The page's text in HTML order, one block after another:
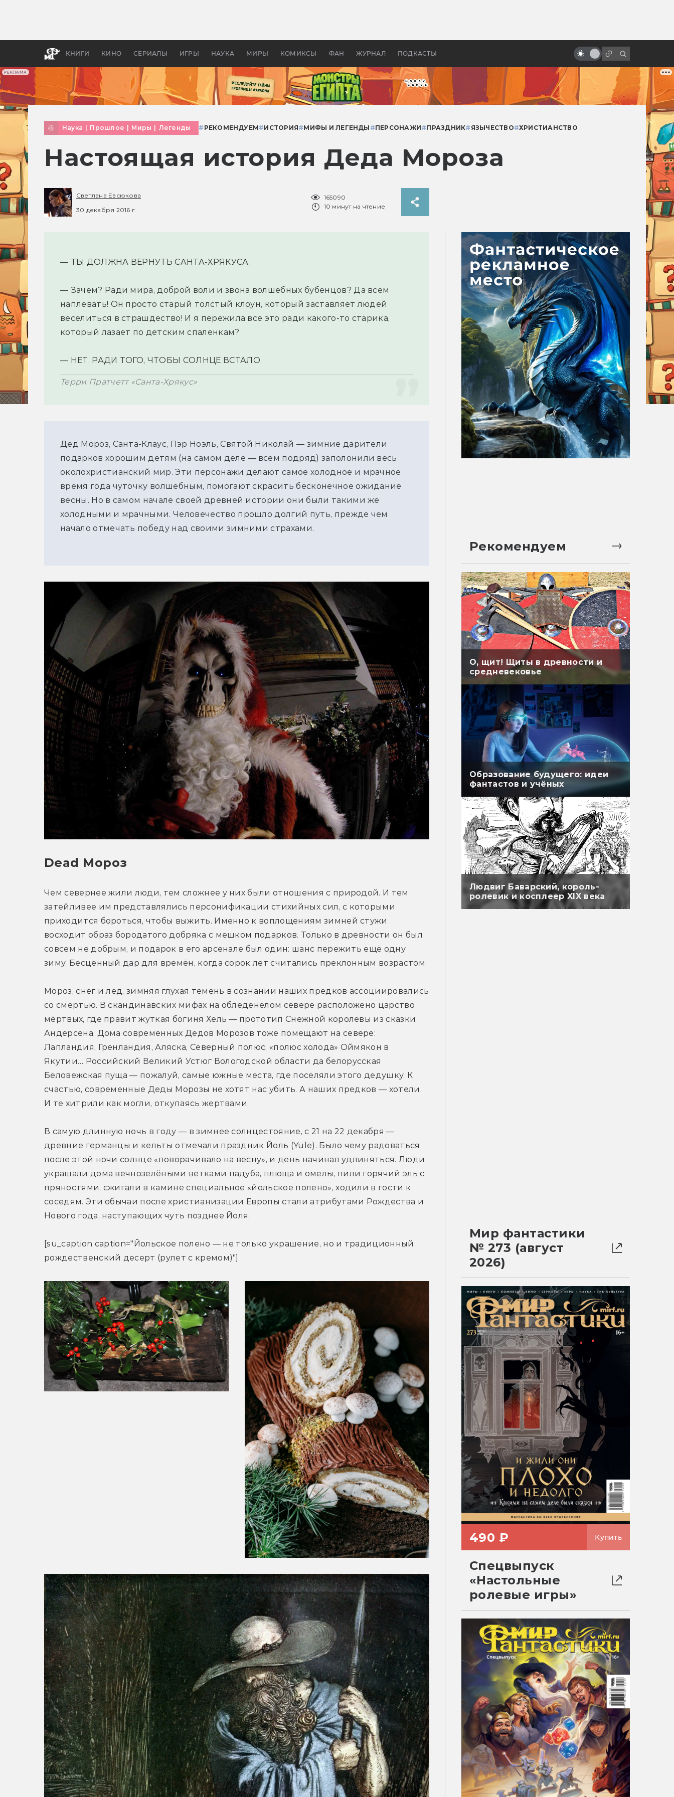
РЕКЛАМА
КНИГИ КИНО СЕРИАЛЫ ИГРЫ НАУКА МИРЫ КОМИКСЫ ФАН ЖУРНАЛ ПОДКАСТЫ
бы «Властелина колец»
Древней Грецией
реальные
Наука Прошлое Миры Легенды # РЕКОМЕНДУЕМ#ИСТОРИЯ#МИФЫ И ЛЕГЕНДЫ #ПЕРСОНАЖИ#ПРАЗДНИК# ЯЗЫЧЕСТВО#ХРИСТИАНСТВО
Настоящая история Деда Мороза
Светлана Евсюкова
30 декабря 2016 г.
165090
10 минут на чтение
— ТЫ ДОЛЖНА ВЕРНУТЬ САНТА-ХРЯКУСА.
— Зачем? Ради мира, доброй воли и звона волшебных бубенцов? Да всем
наплевать! Он просто старый толстый клоун, который заставляет людей
веселиться в страшдество! И я пережила все это ради какого-то старика,
который лазает по детским спаленкам?
— НЕТ. РАДИ ТОГО, ЧТОБЫ СОЛНЦЕ ВСТАЛО.
Терри Пратчетт «Санта-Хрякус»
Дед Мороз, Санта-Клаус, Пэр Ноэль, Святой Николай — зимние дарители
подарков хорошим детям (на самом деле — всем подряд) заполонили весь
околохристианский мир. Эти персонажи делают самое холодное и мрачное
время года чуточку волшебным, помогают скрасить бесконечное ожидание
весны. Но в самом начале своей древней истории они были такими же
холодными и мрачными. Человечество прошло долгий путь, прежде чем
начало отмечать победу над своими зимними страхами.
Dead Мороз
Чем севернее жили люди, тем сложнее у них были отношения с природой. И тем
затейливее им представлялись персонификации стихийных сил, с которыми
приходится бороться, чтобы выжить. Именно к воплощениям зимней стужи
восходит образ бородатого добряка с мешком подарков. Только в древности он был
совсем не добрым, и подарок в его арсенале был один: шанс пережить ещё одну
зиму. Бесценный дар для времён, когда сорок лет считались преклонным возрастом.
Мороз, снег и лёд, зимняя глухая темень в сознании наших предков ассоциировались
со смертью. В скандинавских мифах на обледенелом севере расположено царство
мёртвых, где правит жуткая богиня Хель — прототип Снежной королевы из сказки
Андерсена. Дома современных Дедов Морозов тоже помещают на севере:
Лапландия, Гренландия, Аляска, Северный полюс, «полюс холода» Оймякон в
Якутии… Российский Великий Устюг Вологодской области да белорусская
Беловежская пуща — пожалуй, самые южные места, где поселяли этого дедушку. К
счастью, современные Деды Морозы не хотят нас убить. А наших предков — хотели.
И те хитрили как могли, откупаясь жертвами.
В самую длинную ночь в году — в зимнее солнцестояние, с 21 на 22 декабря —
древние германцы и кельты отмечали праздник Йоль (Yule). Было чему радоваться:
после этой ночи солнце «поворачивало на весну», и день начинал удлиняться. Люди
украшали дома вечнозелёными ветками падуба, плюща и омелы, пили горячий эль с
пряностями, сжигали в камине специальное «йольское полено», ходили в гости к
соседям. Эти обычаи после христианизации Европы стали атрибутами Рождества и
Нового года, наступающих чуть позднее Йоля.
[su_caption caption="Йольское полено — не только украшение, но и традиционный
рождественский десерт (рулет с кремом)"]
Рекомендуем
О, щит! Щиты в древности и
средневековье
Образование будущего: идеи
фантастов и учёных
Людвиг Баварский, король-
ролевик и косплеер XIX века
Мир фантастики
№ 273 (август
2026)
490 ₽ Купить
Спецвыпуск
«Настольные
ролевые игры»